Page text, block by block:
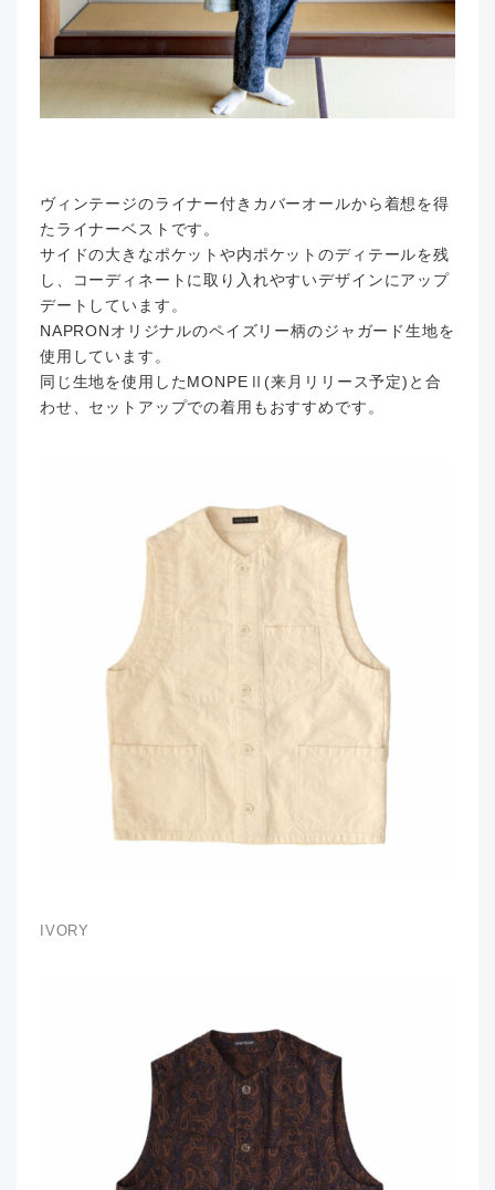
ヴィンテージのライナー付きカバーオールから着想を得
たライナーベストです。
サイドの大きなポケットや内ポケットのディテールを残
し、コーディネートに取り入れやすいデザインにアップ
デートしています。
NAPRONオリジナルのペイズリー柄のジャガード生地を
使用しています。
同じ生地を使用したMONPEⅡ(来月リリース予定)と合
わせ、セットアップでの着用もおすすめです。
IVORY